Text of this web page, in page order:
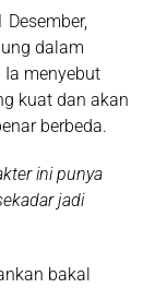
dalam
Ia menyebut
kuat dan akan
berbeda.
ini punya
jadi
bakal